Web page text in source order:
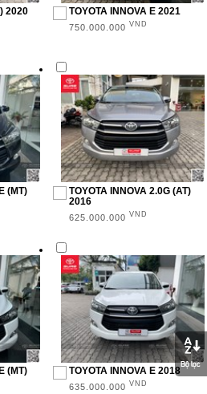
2020 TOYOTA INNOVA E 2021
750.000.000 VND
(MT)
TOYOTA INNOVA 2.0G (AT)
2016
625.000.000 VND
(MT)
TOYOTA INNOVA E 2018
635.000.000 VND